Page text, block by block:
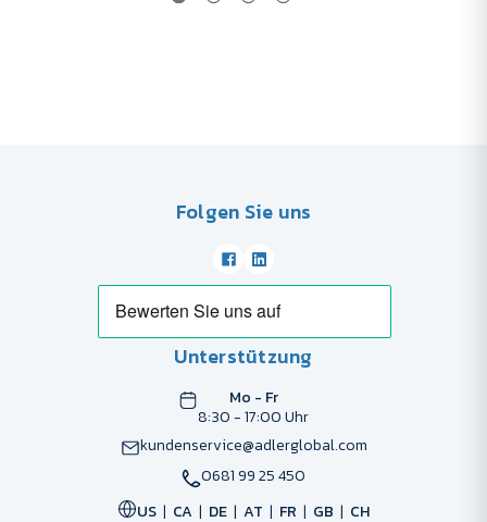
Folgen Sie uns
Unterstützung
Mo - Fr
8:30 - 17:00 Uhr
kundenservice@adlerglobal.com
0681 99 25 450
US
CA DE AT FR GB CH